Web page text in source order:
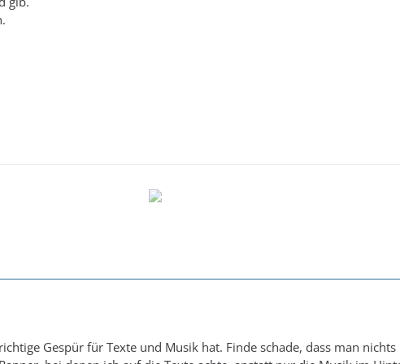
Gespür für Texte und Musik hat. Finde schade, dass man